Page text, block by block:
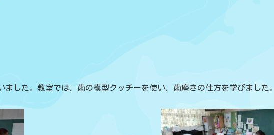
した。教室では、歯の模型クッチーを使い、歯磨きの仕方を学びました。